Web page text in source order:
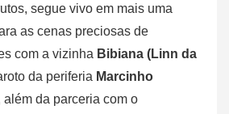
segue vivo em mais uma
as cenas preciosas de
com a vizinha Bibiana (Linn da
da periferia Marcinho
além da parceria com o